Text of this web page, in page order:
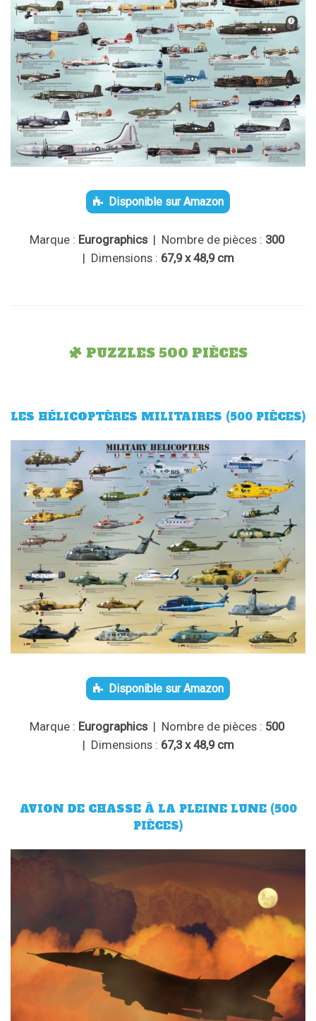
Disponible sur Amazon
Marque : Eurographics| Nombre de pièces : 300
| Dimensions : 67,9 x 48,9 cm
PUZZLES 500 PIÈCES
LES HÉLICOPTÈRES MILITAIRES (500 PIÈCES)
Disponible sur Amazon
Marque : Eurographics| Nombre de pièces : 500
| Dimensions : 67,3 x 48,9 cm
AVION DE CHASSE À LA PLEINE LUNE (500
PIÈCES)